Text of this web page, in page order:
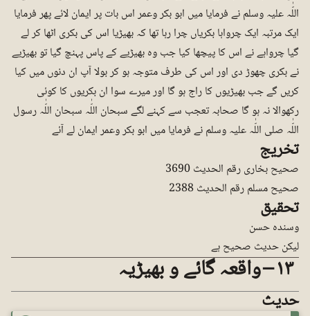
اللّٰہ علیہ وسلم نے فرمایا میں ابو بکر وعمر اس بات پر ایمان لائے پھر فرمایا
ایک مرتبہ ایک چرواہا بکریاں چرا رہا تھا کہ بھیڑیا اس کی بکری اٹھا کر لے
گیا چرواہے نے اس کا پیچھا کیا جب وہ بھیڑیے کے پاس پہنچ گیا تو بھیڑیے
نے بکری چھوڑ دی اور اس کی طرف متوجہ ہو کر بولا آپ ان دنوں میں کیا
کریں گے جب بھیڑیوں کا راج ہو گا اور میرے سوا ان بکریوں کا کوئی
رکھوالا نہ ہو گا صحابہ تعجب سے کہنے لگے سبحان اللّٰہ سبحان اللّٰہ رسول
اللّٰہ صلی اللّٰہ علیہ وسلم نے فرمایا میں ابو بکر وعمر ایمان لے آئے
تخریج
صحیح بخاری رقم الحدیث 3690
صحیح مسلم رقم الحدیث 2388
تحقیق
وسندہ حسن
لیکن حدیث صحیح ہے
١٣ – واقعہ گائے و بھیڑیہ
حدیث